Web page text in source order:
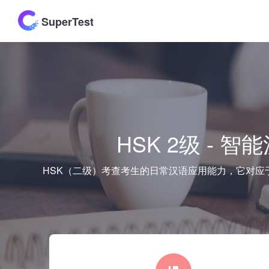
SuperTest
HSK 2级 - 智
HSK（二级）考查考生的日常汉语应用能力，它对